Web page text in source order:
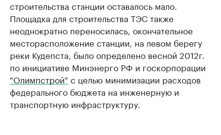
строительства станции оставалось мало.
Площадка для строительства ТЭС также
неоднократно переносилась, окончательное
месторасположение станции, на левом берегу
реки Кудепста, было определено весной 2012г.
по инициативе Минэнерго РФ и госкорпорации
"Олимпстрой" с целью минимизации расходов
федерального бюджета на инженерную и
транспортную инфраструктуру.